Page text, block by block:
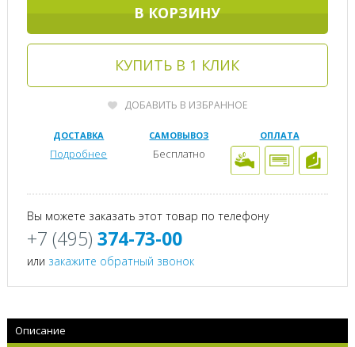
В КОРЗИНУ
КУПИТЬ В 1 КЛИК
ДОБАВИТЬ В ИЗБРАННОЕ
ДОСТАВКА
Подробнее
САМОВЫВОЗ
Бесплатно
ОПЛАТА
Вы можете заказать этот товар по телефону
+7 (495) 374-73-00
или закажите обратный звонок
Описание